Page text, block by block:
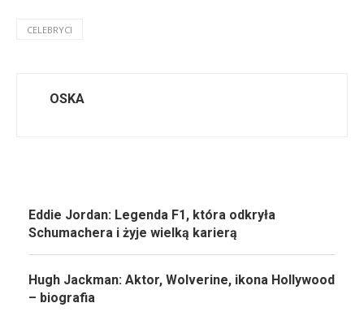
CELEBRYCI
OSKA
Eddie Jordan: Legenda F1, która odkryła
Schumachera i żyje wielką karierą
Hugh Jackman: Aktor, Wolverine, ikona Hollywood
– biografia